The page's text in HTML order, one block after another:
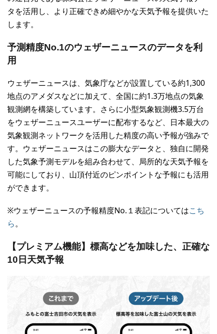
タを活用し、より正確できめ細やかな天気予報を提供いた
します。
予測精度No.1のウェザーニュースのデータを利
用
ウェザーニュースは、気象庁などが設置している約1,300
地点のアメダスなどに加えて、全国に約1.3万地点の気象
観測網を構築しています。さらに小型気象観測機3.5万台
をウェザーニュースユーザーに配布するなど、日本最大の
気象観測ネットワークを活用した精度の高い予報が強みで
す。ウェザーニュースはこの膨大なデータと、独自に開発
した気象予測モデルを組み合わせて、局所的な天気予報を
可能にしており、山頂付近のピンポイントな予報にも活用
ができます。
※ウェザーニュースの予報精度No.１表記についてはこち
ら。
【プレミアム機能】標高などを加味した、正確な
10日天気予報